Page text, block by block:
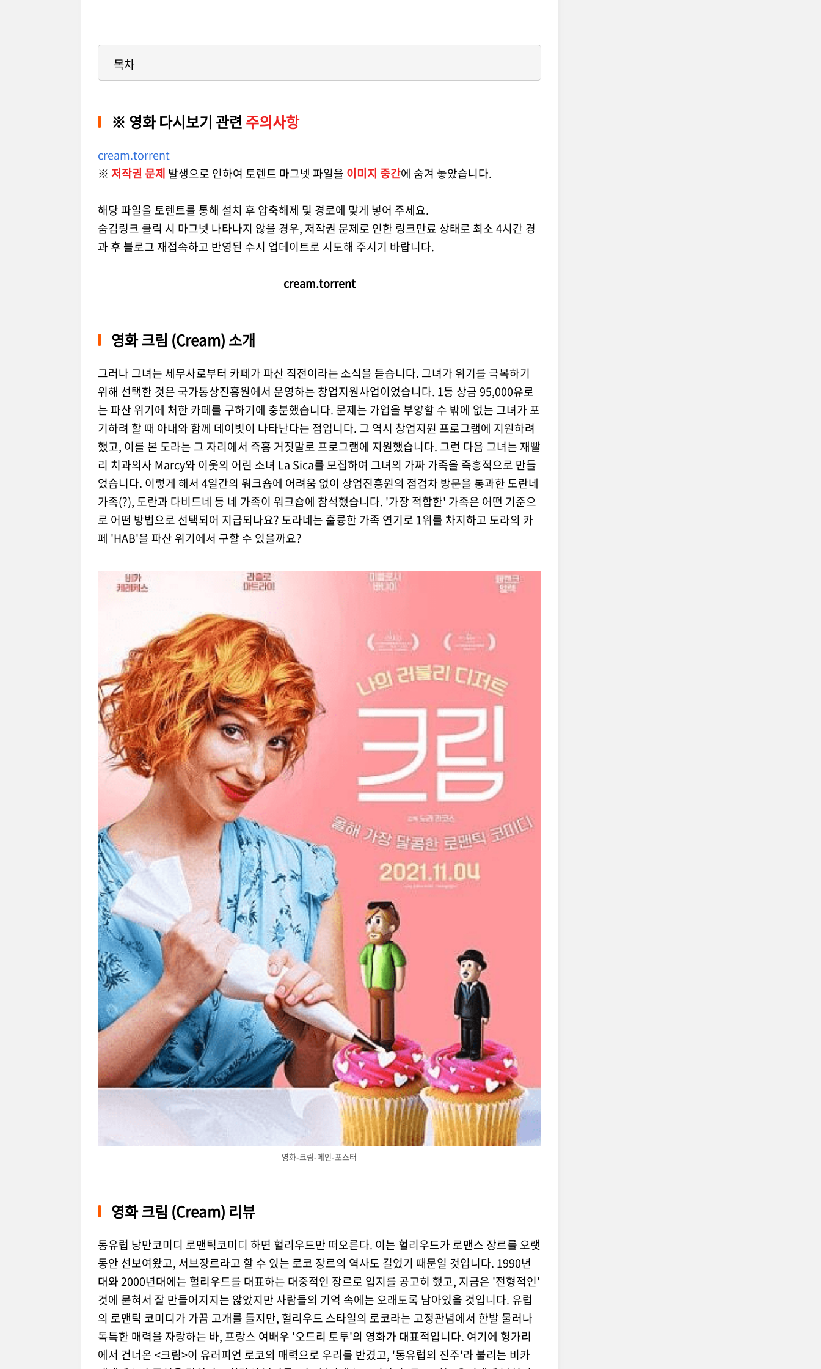
목차
※ 영화 다시보기 관련주의사항
cream.torrent
※ 저작권 문제 발생으로 인하여 토렌트 마그넷 파일을 이미지 중간에 숨겨 놓았습니다.
해당 파일을 토렌트를 통해 설치 후 압축해제 및 경로에 맞게 넣어 주세요.
숨김링크 클릭 시 마그넷 나타나지 않을 경우, 저작권 문제로 인한 링크만료 상태로 최소 4시간 경
과 후 블로그 재접속하고 반영된 수시 업데이트로 시도해 주시기 바랍니다.
cream.torrent
영화 크림 (Cream) 소개
그러나 그녀는 세무사로부터 카페가 파산 직전이라는 소식을 듣습니다. 그녀가 위기를 극복하기
위해 선택한 것은 국가통상진흥원에서 운영하는 창업지원사업이었습니다. 1등 상금 95,000유로
는 파산 위기에 처한 카페를 구하기에 충분했습니다. 문제는 가업을 부양할 수 밖에 없는 그녀가 포
기하려 할 때 아내와 함께 데이빗이 나타난다는 점입니다. 그 역시 창업지원 프로그램에 지원하려
했고, 이를 본 도라는 그 자리에서 즉흥 거짓말로 프로그램에 지원했습니다. 그런 다음 그녀는 재빨
리 치과의사 Marcy와 이웃의 어린 소녀 La Sica를 모집하여 그녀의 가짜 가족을 즉흥적으로 만들
었습니다. 이렇게 해서 4일간의 워크숍에 어려움 없이 상업진흥원의 점검차 방문을 통과한 도란네
가족(?), 도란과 다비드네 등 네 가족이 워크숍에 참석했습니다. '가장 적합한' 가족은 어떤 기준으
로 어떤 방법으로 선택되어 지급되나요? 도라네는 훌륭한 가족 연기로 1위를 차지하고 도라의 카
페 'HAB'을 파산 위기에서 구할 수 있을까요?
영화-크림-메인-포스터
영화 크림 (Cream) 리뷰
동유럽 낭만코미디 로맨틱코미디 하면 헐리우드만 떠오른다. 이는 헐리우드가 로맨스 장르를 오랫
동안 선보여왔고, 서브장르라고 할 수 있는 로코 장르의 역사도 길었기 때문일 것입니다. 1990년
대와 2000년대에는 헐리우드를 대표하는 대중적인 장르로 입지를 공고히 했고, 지금은 '전형적인'
것에 묻혀서 잘 만들어지지는 않았지만 사람들의 기억 속에는 오래도록 남아있을 것입니다. 유럽
의 로맨틱 코미디가 가끔 고개를 들지만, 헐리우드 스타일의 로코라는 고정관념에서 한발 물러나
독특한 매력을 자랑하는 바, 프랑스 여배우 '오드리 토투'의 영화가 대표적입니다. 여기에 헝가리
에서 건너온 <크림>이 유러피언 로코의 매력으로 우리를 반겼고, '동유럽의 진주'라 불리는 비카